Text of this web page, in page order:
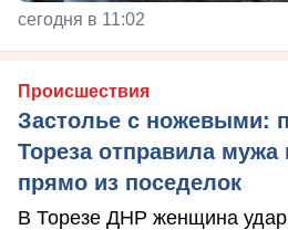
сегодня в 11:02
Происшествия
Застолье с ножевыми:
Тореза отправила мужа
прямо из поседелок
В Торезе ДНР женщина